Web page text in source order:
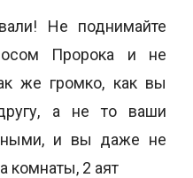
Не поднимайте
Пророка и не
же громко, как вы
а не то ваши
и вы даже не
комнаты, 2 аят